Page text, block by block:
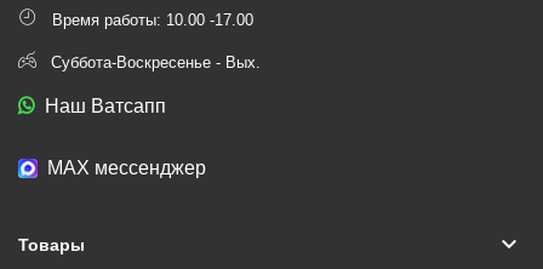
Время работы: 10.00 -17.00
Суббота-Воскресенье - Вых.
Наш Ватсапп
МАХ мессенджер
Товары keyboard_arrow_down